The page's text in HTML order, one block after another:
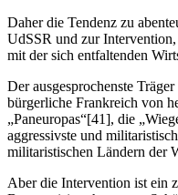
Daher die Tendenz zu
UdSSR und zur
mit der sich entfaltenden
Der ausgesprochenste
bürgerliche Frankreich von
„Paneuropas“[41], die
aggressivste und
militaristischen Ländern der
Aber die Intervention ist ein